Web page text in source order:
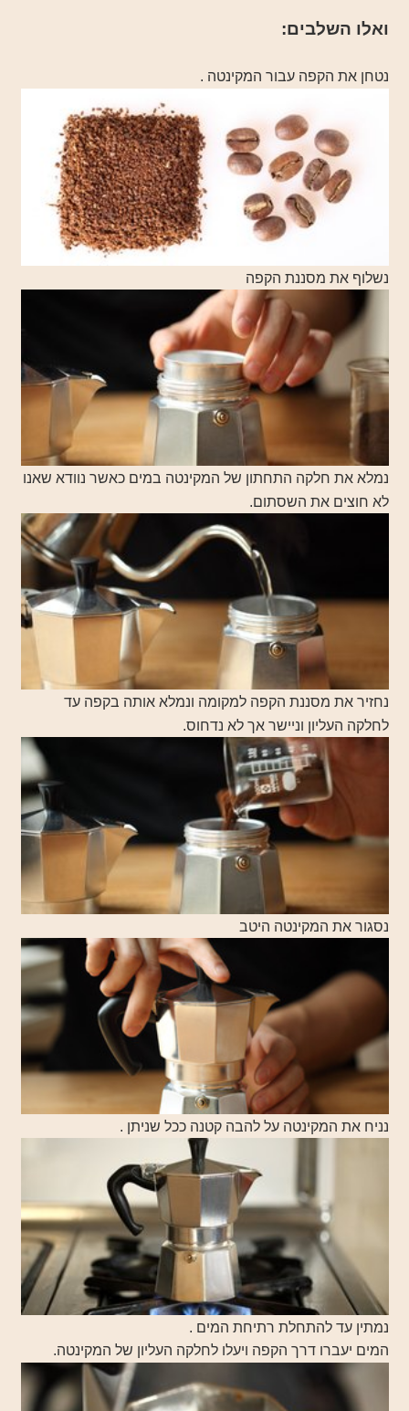
ואלו השלבים:
נטחן את הקפה עבור המקינטה .
נשלוף את מסננת הקפה
נמלא את חלקה התחתון של המקינטה במים כאשר נוודא שאנו
לא חוצים את השסתום.
נחזיר את מסננת הקפה למקומה ונמלא אותה בקפה עד
לחלקה העליון וניישר אך לא נדחוס.
נסגור את המקינטה היטב
נניח את המקינטה על להבה קטנה ככל שניתן .
נמתין עד להתחלת רתיחת המים .
המים יעברו דרך הקפה ויעלו לחלקה העליון של המקינטה.